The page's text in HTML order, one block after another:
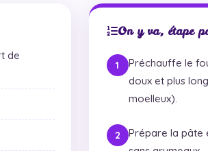
de
On y va, étape
Préchauffe le
doux et plus
moelleux).
Prépare la pâte